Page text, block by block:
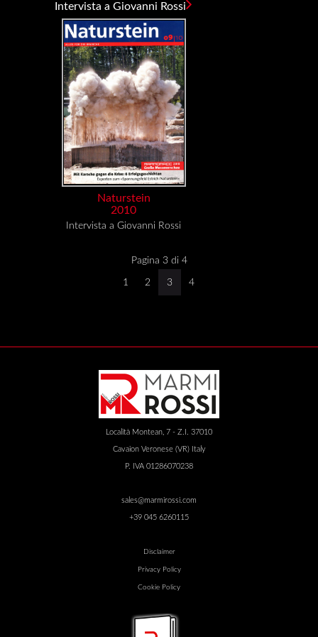
Intervista a Giovanni Rossi
Naturstein
2010
Intervista a Giovanni Rossi
Pagina 3 di 4
1 2 3 4
Località Montean, 7 - Z.I. 37010
Cavaion Veronese (VR) Italy
P. IVA 01286070238
sales@marmirossi.com
+39 045 6260115
Disclaimer
Privacy Policy
Cookie Policy